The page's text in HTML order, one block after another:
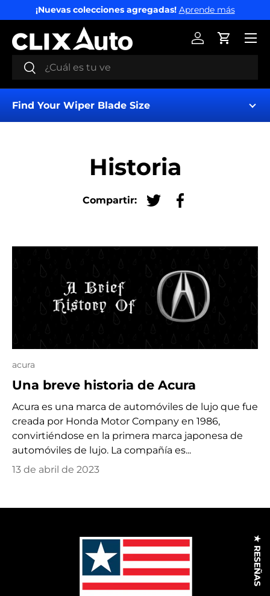
IR AL CONTENIDO
¡Nuevas colecciones agregadas! Aprende más
Buscar
Buscar
Iniciar sesión
Carrito
Menú
Find Your Wiper Blade Size
Historia
Compartir:
Tuitear en Twitter
Compartir en
acura
Una breve historia de Acura
Acura es una marca de automóviles de lujo que fue
creada por Honda Motor Company en 1986,
convirtiéndose en la primera marca japonesa de
automóviles de lujo. La compañía es...
13 de abril de 2023
★ RESEÑAS